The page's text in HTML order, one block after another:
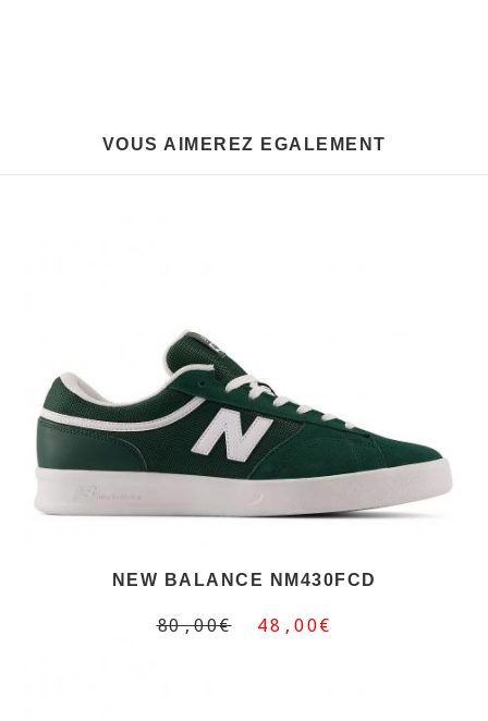
VOUS AIMEREZ EGALEMENT
NEW BALANCE NM430FCD
80,00€ 48,00€